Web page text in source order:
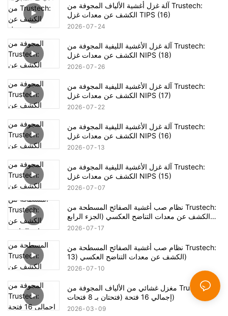
آلة غزل أغشية الألياف المجوفة من Trustech:
الكشف عن معدات غزل TIPS (16)
2026 07 24
آلة غزل الأغشية الليفية المجوفة من Trustech:
الكشف عن معدات غزل NIPS (18)
2026 07 26
آلة غزل الأغشية الليفية المجوفة من Trustech:
الكشف عن معدات غزل NIPS (17)
2026 07 22
آلة غزل الأغشية الليفية المجوفة من Trustech:
الكشف عن معدات غزل NIPS (16)
2026 07 13
آلة غزل الأغشية الليفية المجوفة من Trustech:
الكشف عن معدات غزل NIPS (15)
2026 07 07
نظام صب أغشية الصفائح المسطحة من Trustech:
الكشف عن معدات التناضح العكسي (الجزء الرابع
عشر)2026 07 17
نظام صب أغشية الصفائح المسطحة من Trustech:
الكشف عن معدات التناضح العكسي (13)
2026 07 10
مغزل غشائي من الألياف المجوفة من Trustech:
إجمالي 16 فتحة (فتحتان بـ 8 فتحات)
2026 03 09